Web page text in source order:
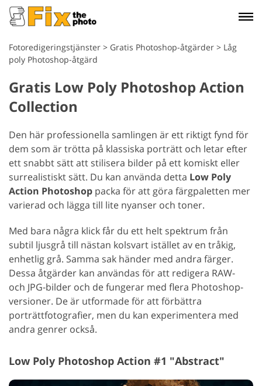
Fotoredigeringstjänster > Gratis Photoshop-åtgärder > Låg
poly Photoshop-åtgärd
Gratis Low Poly Photoshop Action
Collection
Den här professionella samlingen är ett riktigt fynd för
dem som är trötta på klassiska porträtt och letar efter
ett snabbt sätt att stilisera bilder på ett komiskt eller
surrealistiskt sätt. Du kan använda detta Low Poly
Action Photoshop packa för att göra färgpaletten mer
varierad och lägga till lite nyanser och toner.
Med bara några klick får du ett helt spektrum från
subtil ljusgrå till nästan kolsvart istället av en tråkig,
enhetlig grå. Samma sak händer med andra färger.
Dessa åtgärder kan användas för att redigera RAW-
och JPG-bilder och de fungerar med flera Photoshop-
versioner. De är utformade för att förbättra
porträttfotografier, men du kan experimentera med
andra genrer också.
Low Poly Photoshop Action #1 "Abstract"